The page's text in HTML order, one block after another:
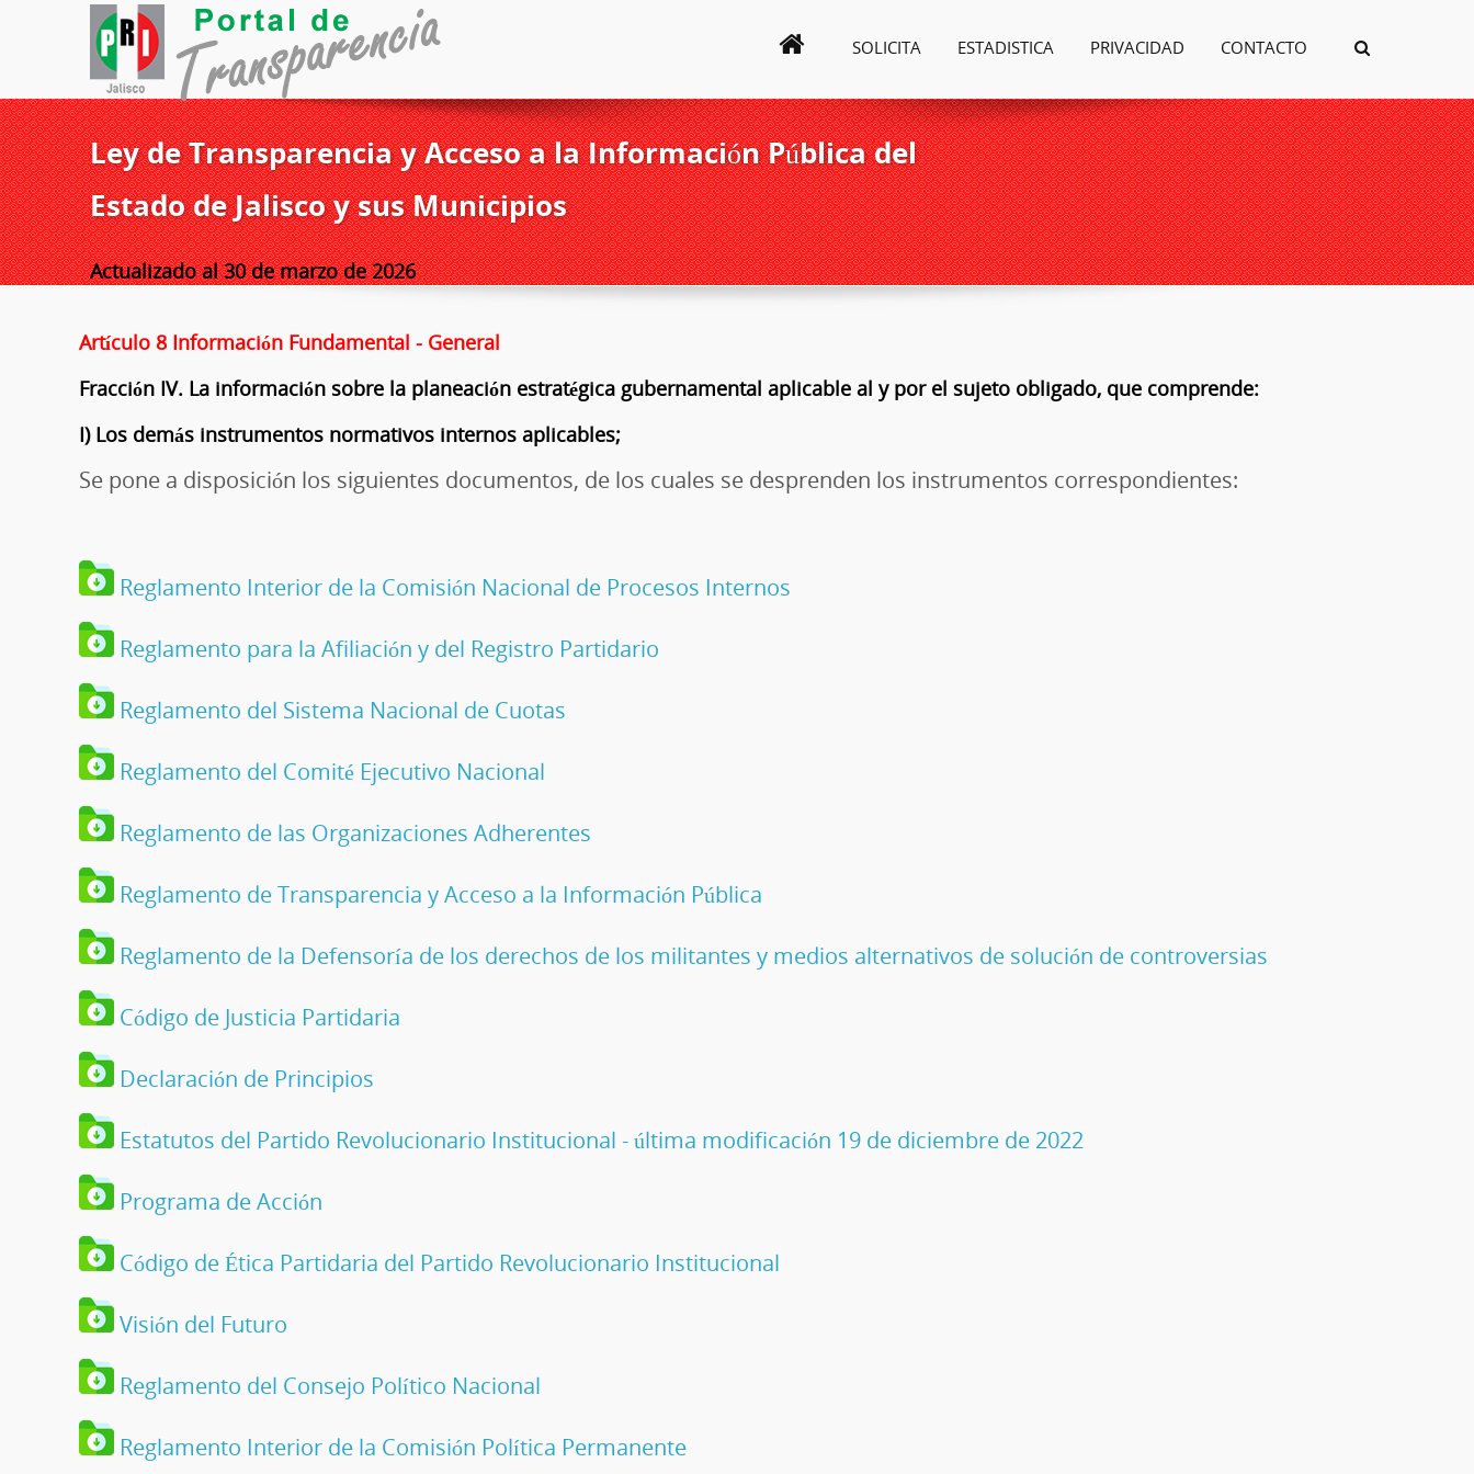
SOLICITA ESTADISTICA PRIVACIDAD CONTACTO
Ley de Transparencia y Acceso a la Información Pública del
Estado de Jalisco y sus Municipios
Actualizado al 30 de marzo de 2026
Artículo 8 Información Fundamental - General
Fracción IV. La información sobre la planeación estratégica gubernamental aplicable al y por el sujeto obligado, que comprende:
I) Los demás instrumentos normativos internos aplicables;
Se pone a disposición los siguientes documentos, de los cuales se desprenden los instrumentos correspondientes:
Reglamento Interior de la Comisión Nacional de Procesos Internos
Reglamento para la Afiliación y del Registro Partidario
Reglamento del Sistema Nacional de Cuotas
Reglamento del Comité Ejecutivo Nacional
Reglamento de las Organizaciones Adherentes
Reglamento de Transparencia y Acceso a la Información Pública
Reglamento de la Defensoría de los derechos de los militantes y medios alternativos de solución de controversias
Código de Justicia Partidaria
Declaración de Principios
Estatutos del Partido Revolucionario Institucional - última modificación 19 de diciembre de 2022
Programa de Acción
Código de Ética Partidaria del Partido Revolucionario Institucional
Visión del Futuro
Reglamento del Consejo Político Nacional
Reglamento Interior de la Comisión Política Permanente